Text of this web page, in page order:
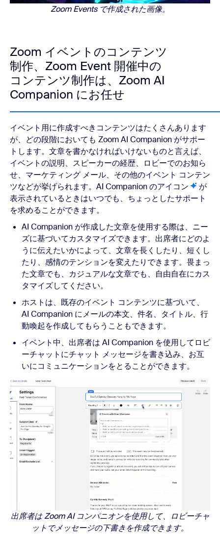
Zoom Events で作成された画像。
Zoom イベントのコンテンツ
制作、Zoom Event 開催中の
コンテンツ制作は、Zoom AI
Companion にお任せ
イベント用に作成すべきコンテンツはたくさんあります
が、どの段階においても Zoom AI Companion がサポー
トします。文章を書かなければいけないものと言えば、
イベントの説明、スピーカーの経歴、ロビーでのお知ら
せ、マーケティング メール、その他のイベント コンテン
ツなどが挙げられます。AI Companion のアイコン
が
表示されているときはいつでも、ちょっとしたサポート
を求めることができます。
AI Companion が作成した文章を使用する際は、ニー
ズに基づいてカスタマイズできます。出席者にどのよ
うに伝えたいかによって、文章を長くしたり、短くし
たり、感情のテンションを変えたりできます。畏まっ
た文章でも、カジュアルな文章でも、自由自在にカス
タマイズしてください。
ホストは、既存のイベント コンテンツに基づいて、
AI Companion にメールの本文、件名、タイトル、行
動喚起を作成してもらうこともできます。
イベント中、出席者は AI Companion を使用してロビ
ーチャットにチャット メッセージを書き込み、お互
いにコミュニケーションをとることができます。
出席者は Zoom AI コンパニオンを使用して、ロビーチャ
ットでメッセージの下書きを作成できます。